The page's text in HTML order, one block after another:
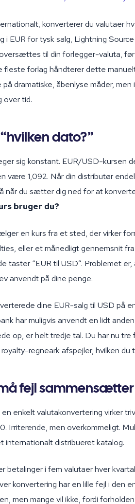
konverterer du valutaer
i EUR for tysk salg, Lightning
til din forlegger-valuta,
fleste forlag håndterer dette
dramatiske, åbenlyse måder,
over tid.
dato?”
sig konstant. EUR/USD-kursen
være 1,092. Når din distributør
når du sætter dig ned for at
bruger du?
en kurs fra et sted, der virker
eller et månedligt gennemsnit
taster “EUR til USD”. Problemet
anvendt på dine penge.
dine EUR-salg til USD på
har muligvis anvendt en lidt
op, er helt tredje tal. Du har nu
regneark afspejler, hvilken
fejl sammensætter
enkelt valutakonvertering virker
Irriterende, men overkommeligt.
internationalt distribueret katalog.
betalinger i fem valutaer hver
konvertering har en lille fejl i den
men mange vil ikke, fordi